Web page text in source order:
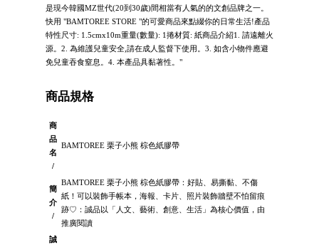
是現今韓國MZ世代(20到30歲)間相當有人氣的的文創品牌之一。
快用 "BAMTOREE STORE "的可愛商品來點綴你的日常生活!產品
特性尺寸: 1.5cmx10m重量(數量): 1捲材質: 紙商品介紹1. 請遠離火
源。2. 為維護兒童安全,請在成人監督下使用。3. 如含小物件應避
免兒童吞食窒息。4. 本產品具黏著性。"
商品規格
商
品
名
/
BAMTOREE 栗子小熊 棕色紙膠帶
簡
介
/
BAMTOREE 栗子小熊 棕色紙膠帶：好貼、易撕黏、不傷
紙！可以裝飾手帳本，海報、卡片、照片裝飾牆壁不怕留痕
跡♡：誠品以「人文、藝術、創意、生活」為核心價值，由
推廣閱讀
誠